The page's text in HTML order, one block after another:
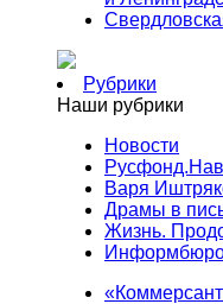
Рубрики
Наши рубрики
Новости
Варя
Драмы в
Жизнь.